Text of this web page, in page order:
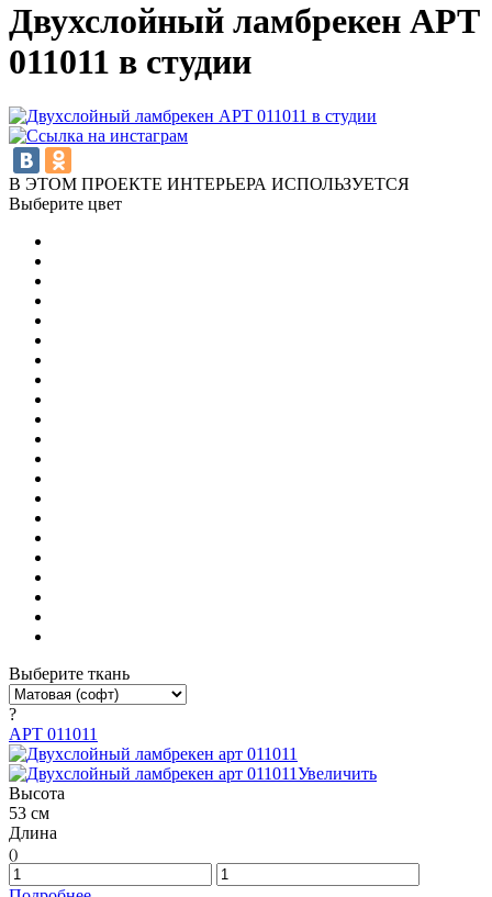
Двухслойный ламбрекен АРТ
011011 в студии
В ЭТОМ ПРОЕКТЕ ИНТЕРЬЕРА ИСПОЛЬЗУЕТСЯ
Выберите цвет
Выберите ткань
?
АРТ 011011
Увеличить
Высота
53 см
Длина
()